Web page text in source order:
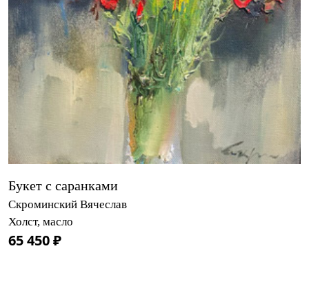
Букет с саранками
Скроминский Вячеслав
Холст, масло
65 450 ₽